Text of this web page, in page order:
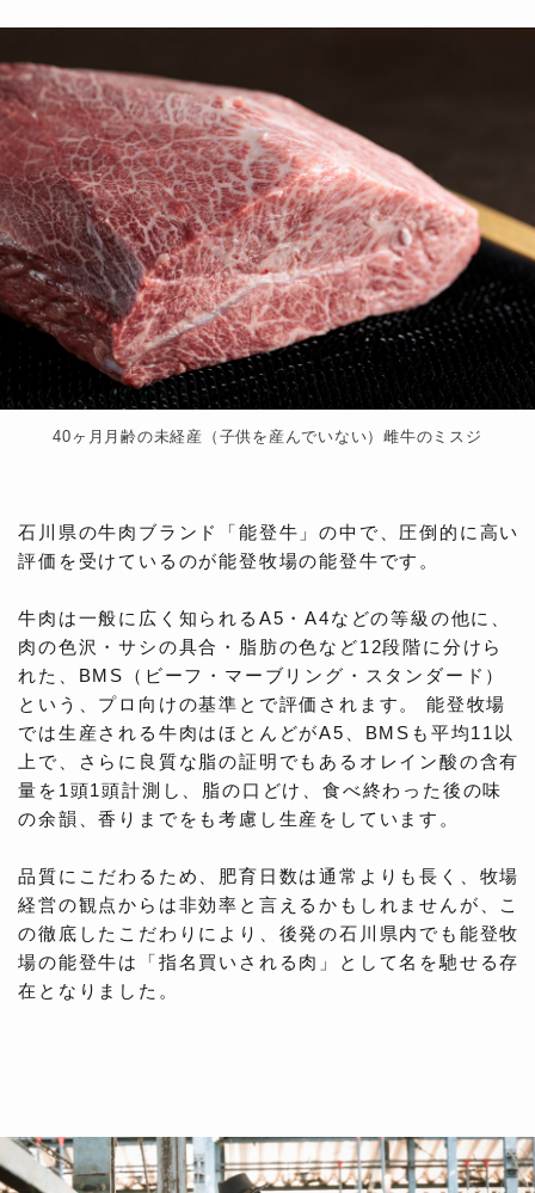
40ヶ月月齢の未経産（子供を産んでいない）雌牛のミスジ
石川県の牛肉ブランド「能登牛」の中で、圧倒的に高い
評価を受けているのが能登牧場の能登牛です。
牛肉は一般に広く知られるA5・A4などの等級の他に、
肉の色沢・サシの具合・脂肪の色など12段階に分けら
れた、BMS（ビーフ・マーブリング・スタンダード）
という、プロ向けの基準とで評価されます。 能登牧場
では生産される牛肉はほとんどがA5、BMSも平均11以
上で、さらに良質な脂の証明でもあるオレイン酸の含有
量を1頭1頭計測し、脂の口どけ、食べ終わった後の味
の余韻、香りまでをも考慮し生産をしています。
品質にこだわるため、肥育日数は通常よりも長く、牧場
経営の観点からは非効率と言えるかもしれませんが、こ
の徹底したこだわりにより、後発の石川県内でも能登牧
場の能登牛は「指名買いされる肉」として名を馳せる存
在となりました。